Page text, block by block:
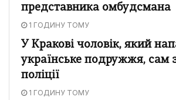
представника омбудсмана
1 ГОДИНУ ТОМУ
У Кракові чоловік, який
українське подружжя, сам
поліції
1 ГОДИНУ ТОМУ